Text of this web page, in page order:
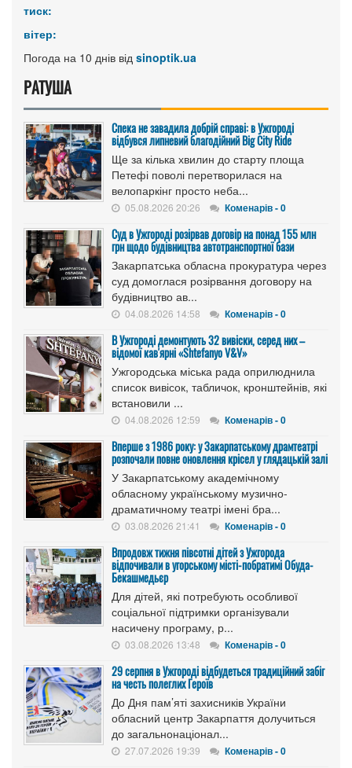
тиск:
вітер:
Погода на 10 днів від sinoptik.ua
РАТУША
Спека не завадила добрій справі: в Ужгороді
відбувся липневий благодійний Big City Ride
Ще за кілька хвилин до старту площа
Петефі поволі перетворилася на
велопаркінг просто неба...
05.08.2026 20:26 Коменарів - 0
Cуд в Ужгороді розірвав договір на понад 155 млн
грн щодо будівництва автотранспортної бази
Закарпатська обласна прокуратура через
суд домоглася розірвання договору на
будівництво ав...
04.08.2026 14:58 Коменарів - 0
В Ужгороді демонтують 32 вивіски, серед них –
відомої кав'ярні «Shtefanyo V&V»
Ужгородська міська рада оприлюднила
список вивісок, табличок, кронштейнів, які
встановили ...
04.08.2026 12:59 Коменарів - 0
Вперше з 1986 року: у Закарпатському драмтеатрі
розпочали повне оновлення крісел у глядацькій залі
У Закарпатському академічному
обласному українському музично-
драматичному театрі імені бра...
03.08.2026 21:41 Коменарів - 0
Впродовж тижня півсотні дітей з Ужгорода
відпочивали в угорському місті-побратимі Обуда-
Бекашмедьєр
Для дітей, які потребують особливої
соціальної підтримки організували
насичену програму, р...
03.08.2026 13:48 Коменарів - 0
29 серпня в Ужгороді відбудеться традиційний забіг
на честь полеглих Героїв
До Дня пам’яті захисників України
обласний центр Закарпаття долучиться
до загальнонаціонал...
27.07.2026 19:39 Коменарів - 0